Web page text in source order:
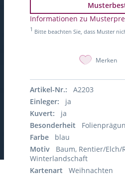
Informationen zu
1 Bitte beachten Sie, dass Muster
Merken
Artikel-Nr.:
A2203
Einleger:
ja
Kuvert:
ja
Besonderheit
Farbe
blau
Motiv
Baum, Rentier/Elch/
Winterlandschaft
Kartenart
Weihnachten